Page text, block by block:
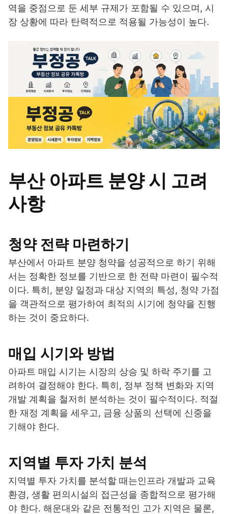
역을 중점으로 둔 세부 규제가 포함될 수 있으며, 시
장 상황에 따라 탄력적으로 적용될 가능성이 높다.
부산 아파트 분양 시 고려
사항
청약 전략 마련하기
부산에서 아파트 분양 청약을 성공적으로 하기 위해
서는 정확한 정보를 기반으로 한 전략 마련이 필수적
이다. 특히, 분양 일정과 대상 지역의 특성, 청약 가점
을 객관적으로 평가하여 최적의 시기에 청약을 진행
하는 것이 중요하다.
매입 시기와 방법
아파트 매입 시기는 시장의 상승 및 하락 주기를 고
려하여 결정해야 한다. 특히, 정부 정책 변화와 지역
개발 계획을 철저히 분석하는 것이 필수적이다. 적절
한 재정 계획을 세우고, 금융 상품의 선택에 신중을
기해야 한다.
지역별 투자 가치 분석
지역별 투자 가치를 분석할 때는인프라 개발과 교육
환경, 생활 편의시설의 접근성을 종합적으로 평가해
야 한다. 해운대와 같은 전통적인 고가 지역은 물론,